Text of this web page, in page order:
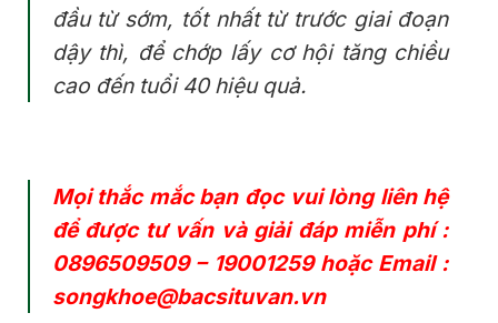
đầu từ sớm, tốt nhất từ trước giai đoạn
dậy thì, để chớp lấy cơ hội tăng chiều
cao đến tuổi 40 hiệu quả.
Mọi thắc mắc bạn đọc vui lòng liên hệ
để được tư vấn và giải đáp miễn phí :
0896509509– 19001259hoặc Email :
songkhoe@bacsituvan.vn